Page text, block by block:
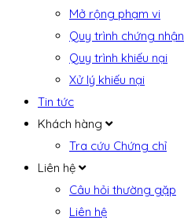
Mở rộng phạm vi
Quy trình chứng nhận
Quy trình khiếu nại
Xử lý khiếu nại
Tin tức
Khách hàng
Tra cứu Chứng chỉ
Liên hệ
Câu hỏi thường gặp
Liên hệ